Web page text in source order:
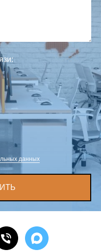
данных